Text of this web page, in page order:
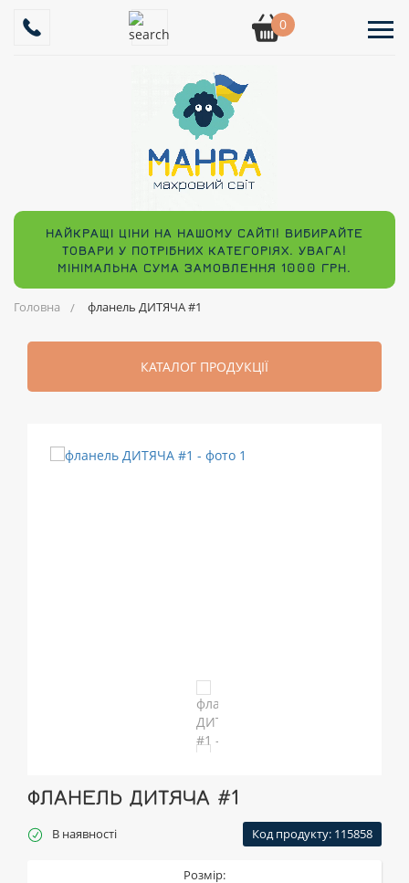
0
НАЙКРАЩІ ЦІНИ НА НАШОМУ САЙТІ! ВИБИРАЙТЕ
ТОВАРИ У ПОТРІБНИХ КАТЕГОРІЯХ. УВАГА!
МІНІМАЛЬНА СУМА ЗАМОВЛЕННЯ 1000 ГРН.
Головна фланель ДИТЯЧА #1
КАТАЛОГ ПРОДУКЦІЇ
ФЛАНЕЛЬ ДИТЯЧА #1
В наявності Код продукту: 115858
Розмір: